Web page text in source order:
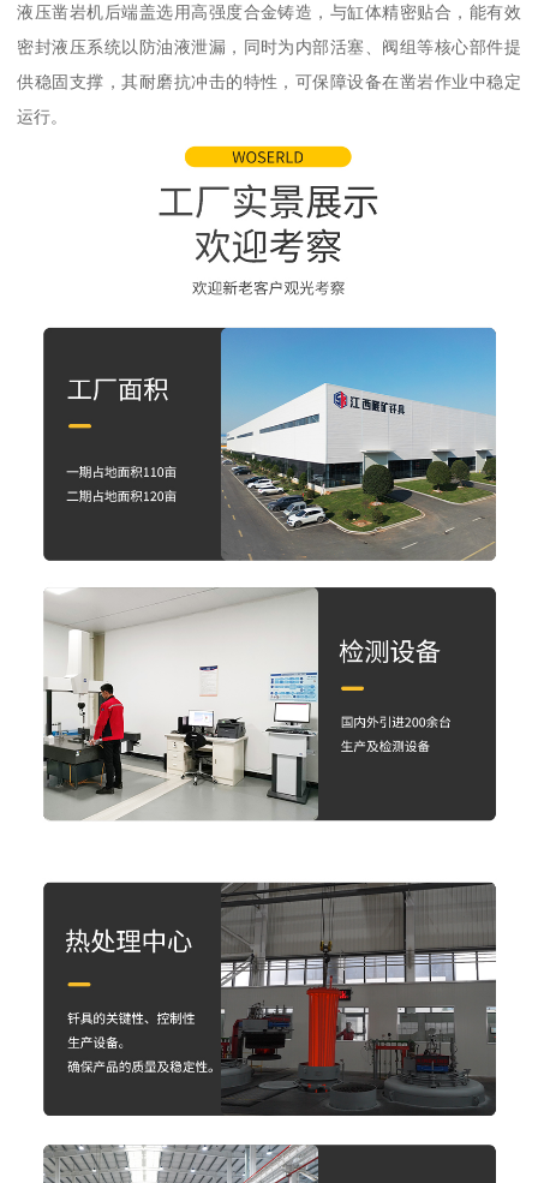
液压凿岩机后端盖选用高强度合金铸造，与缸体精密贴合，能有效
密封液压系统以防油液泄漏，同时为内部活塞、阀组等核心部件提
供稳固支撑，其耐磨抗冲击的特性，可保障设备在凿岩作业中稳定
运行。